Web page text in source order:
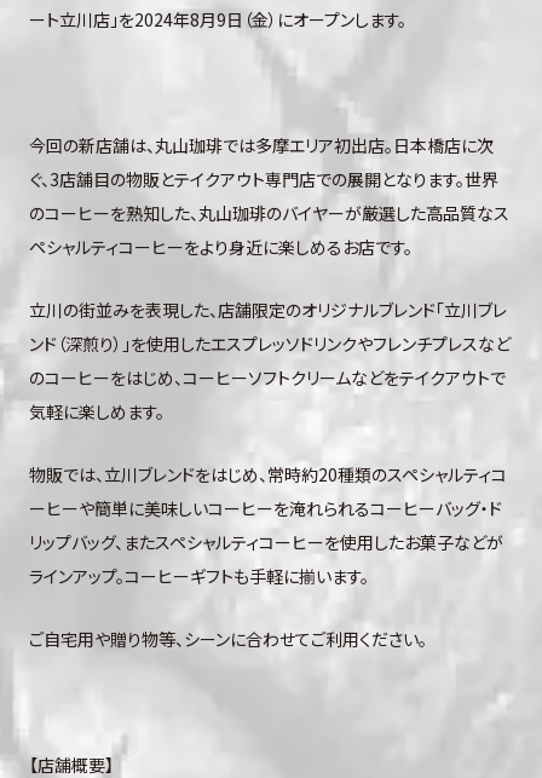
ート立川店」を2024年8月9日（金）にオープンします。
今回の新店舗は、丸山珈琲では多摩エリア初出店。日本橋店に次
ぐ、3店舗目の物販とテイクアウト専門店での展開となります。世界
のコーヒーを熟知した、丸山珈琲のバイヤーが厳選した高品質なス
ペシャルティコーヒーをより身近に楽しめるお店です。
立川の街並みを表現した、店舗限定のオリジナルブレンド「立川ブレ
ンド（深煎り）」を使用したエスプレッソドリンクやフレンチプレスなど
のコーヒーをはじめ、コーヒーソフトクリームなどをテイクアウトで
気軽に楽しめます。
物販では、立川ブレンドをはじめ、常時約20種類のスペシャルティコ
ーヒーや簡単に美味しいコーヒーを淹れられるコーヒーバッグ・ド
リップバッグ、またスペシャルティコーヒーを使用したお菓子などが
ラインアップ。コーヒーギフトも手軽に揃います。
ご自宅用や贈り物等、シーンに合わせてご利用ください。
【店舗概要】